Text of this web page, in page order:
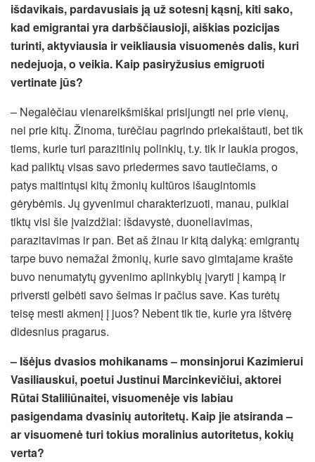
išdavikais, pardavusiais ją už sotesnį kąsnį, kiti sako,
kad emigrantai yra darbščiausioji, aiškias pozicijas
turinti, aktyviausia ir veikliausia visuomenės dalis, kuri
nedejuoja, o veikia. Kaip pasiryžusius emigruoti
vertinate jūs?
– Negalėčiau vienareikšmiškai prisijungti nei prie vienų,
nei prie kitų. Žinoma, turėčiau pagrindo priekaištauti, bet tik
tiems, kurie turi parazitinių polinkių, t.y. tik ir laukia progos,
kad paliktų visas savo priedermes savo tautiečiams, o
patys maitintųsi kitų žmonių kultūros išaugintomis
gėrybėmis. Jų gyvenimui charakterizuoti, manau, puikiai
tiktų visi šie įvaizdžiai: išdavystė, duoneliavimas,
parazitavimas ir pan. Bet aš žinau ir kitą dalyką: emigrantų
tarpe buvo nemažai žmonių, kurie savo gimtajame krašte
buvo nenumatytų gyvenimo aplinkybių įvaryti į kampą ir
priversti gelbėti savo šeimas ir pačius save. Kas turėtų
teisę mesti akmenį į juos? Nebent tik tie, kurie yra ištvėrę
didesnius pragarus.
– Išėjus dvasios mohikanams – monsinjorui Kazimierui
Vasiliauskui, poetui Justinui Marcinkevičiui, aktorei
Rūtai Staliliūnaitei, visuomenėje vis labiau
pasigendama dvasinių autoritetų. Kaip jie atsiranda –
ar visuomenė turi tokius moralinius autoritetus, kokių
verta?